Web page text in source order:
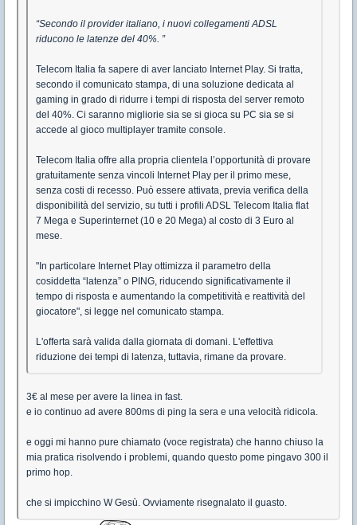
“Secondo il provider italiano, i nuovi collegamenti ADSL
riducono le latenze del 40%. ”
Telecom Italia fa sapere di aver lanciato Internet Play. Si tratta,
secondo il comunicato stampa, di una soluzione dedicata al
gaming in grado di ridurre i tempi di risposta del server remoto
del 40%. Ci saranno migliorie sia se si gioca su PC sia se si
accede al gioco multiplayer tramite console.
Telecom Italia offre alla propria clientela l’opportunità di provare
gratuitamente senza vincoli Internet Play per il primo mese,
senza costi di recesso. Può essere attivata, previa verifica della
disponibilità del servizio, su tutti i profili ADSL Telecom Italia flat
7 Mega e Superinternet (10 e 20 Mega) al costo di 3 Euro al
mese.
"In particolare Internet Play ottimizza il parametro della
cosiddetta “latenza” o PING, riducendo significativamente il
tempo di risposta e aumentando la competitività e reattività del
giocatore", si legge nel comunicato stampa.
L'offerta sarà valida dalla giornata di domani. L'effettiva
riduzione dei tempi di latenza, tuttavia, rimane da provare.
3€ al mese per avere la linea in fast.
e io continuo ad avere 800ms di ping la sera e una velocità ridicola.
e oggi mi hanno pure chiamato (voce registrata) che hanno chiuso la
mia pratica risolvendo i problemi, quando questo pome pingavo 300 il
primo hop.
che si impicchino W Gesù. Ovviamente risegnalato il guasto.